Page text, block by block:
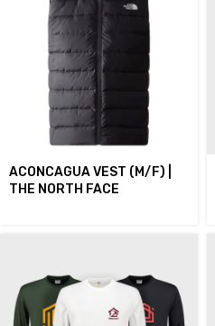
ACONCAGUA VEST (M/F) |
THE NORTH FACE